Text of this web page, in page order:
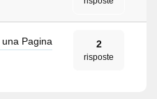
Pagina
2
risposte